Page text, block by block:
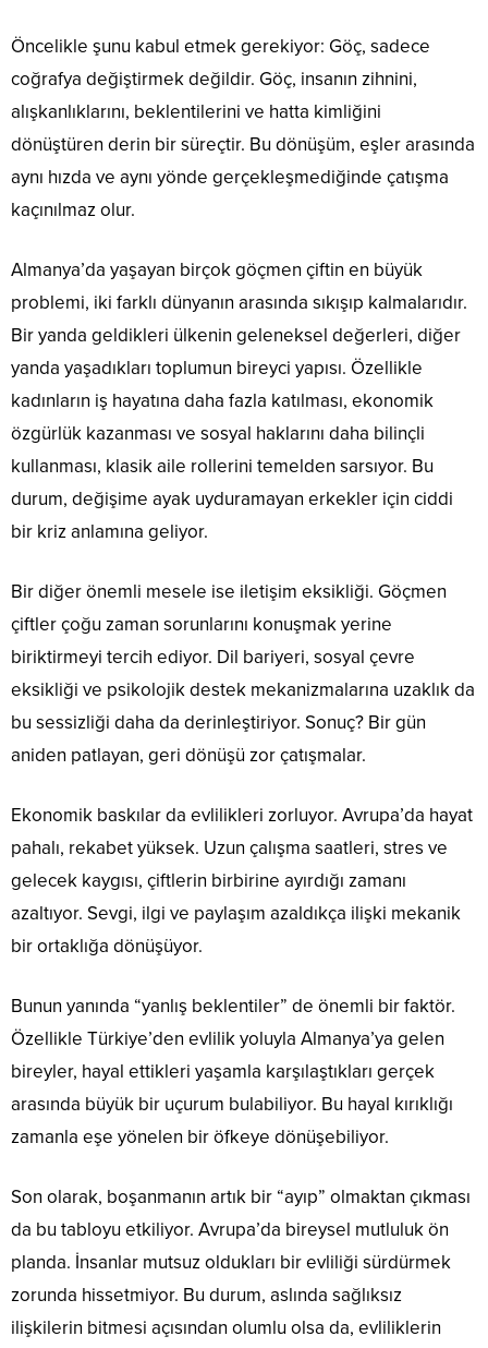
Öncelikle şunu kabul etmek gerekiyor: Göç, sadece
coğrafya değiştirmek değildir. Göç, insanın zihnini,
alışkanlıklarını, beklentilerini ve hatta kimliğini
dönüştüren derin bir süreçtir. Bu dönüşüm, eşler arasında
aynı hızda ve aynı yönde gerçekleşmediğinde çatışma
kaçınılmaz olur.
Almanya’da yaşayan birçok göçmen çiftin en büyük
problemi, iki farklı dünyanın arasında sıkışıp kalmalarıdır.
Bir yanda geldikleri ülkenin geleneksel değerleri, diğer
yanda yaşadıkları toplumun bireyci yapısı. Özellikle
kadınların iş hayatına daha fazla katılması, ekonomik
özgürlük kazanması ve sosyal haklarını daha bilinçli
kullanması, klasik aile rollerini temelden sarsıyor. Bu
durum, değişime ayak uyduramayan erkekler için ciddi
bir kriz anlamına geliyor.
Bir diğer önemli mesele ise iletişim eksikliği. Göçmen
çiftler çoğu zaman sorunlarını konuşmak yerine
biriktirmeyi tercih ediyor. Dil bariyeri, sosyal çevre
eksikliği ve psikolojik destek mekanizmalarına uzaklık da
bu sessizliği daha da derinleştiriyor. Sonuç? Bir gün
aniden patlayan, geri dönüşü zor çatışmalar.
Ekonomik baskılar da evlilikleri zorluyor. Avrupa’da hayat
pahalı, rekabet yüksek. Uzun çalışma saatleri, stres ve
gelecek kaygısı, çiftlerin birbirine ayırdığı zamanı
azaltıyor. Sevgi, ilgi ve paylaşım azaldıkça ilişki mekanik
bir ortaklığa dönüşüyor.
Bunun yanında “yanlış beklentiler” de önemli bir faktör.
Özellikle Türkiye’den evlilik yoluyla Almanya’ya gelen
bireyler, hayal ettikleri yaşamla karşılaştıkları gerçek
arasında büyük bir uçurum bulabiliyor. Bu hayal kırıklığı
zamanla eşe yönelen bir öfkeye dönüşebiliyor.
Son olarak, boşanmanın artık bir “ayıp” olmaktan çıkması
da bu tabloyu etkiliyor. Avrupa’da bireysel mutluluk ön
planda. İnsanlar mutsuz oldukları bir evliliği sürdürmek
zorunda hissetmiyor. Bu durum, aslında sağlıksız
ilişkilerin bitmesi açısından olumlu olsa da, evliliklerin